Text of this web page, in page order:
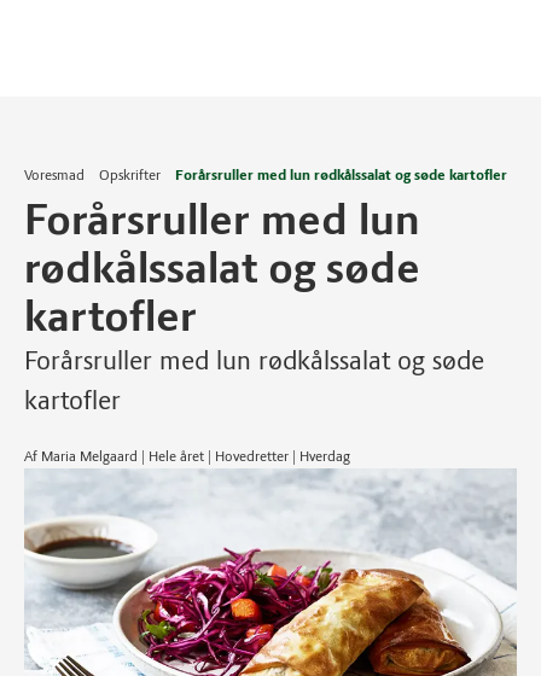
Voresmad Opskrifter Forårsruller med lun rødkålssalat og søde kartofler
Forårsruller med lun
rødkålssalat og søde
kartofler
Forårsruller med lun rødkålssalat og søde
kartofler
Af Maria Melgaard | Hele året | Hovedretter | Hverdag